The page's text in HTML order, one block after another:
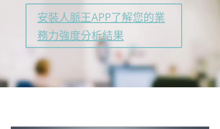
安裝人脈王APP了解您的業
務力強度分析結果